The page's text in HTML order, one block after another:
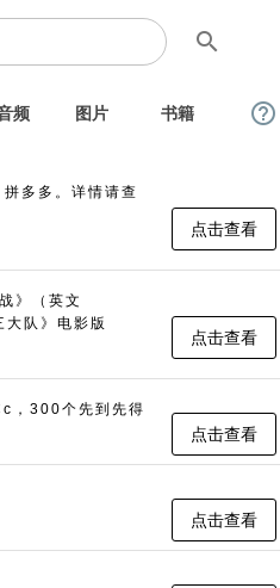
search
频 图片 书籍 help_outline
多多。详情请查
点击查看
》（英文
队》电影版
点击查看
，300个先到先得
点击查看
点击查看